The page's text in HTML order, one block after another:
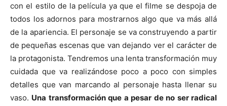
con el estilo de la película ya que el filme se despoja de
todos los adornos para mostrarnos algo que va más allá
de la apariencia. El personaje se va construyendo a partir
de pequeñas escenas que van dejando ver el carácter de
la protagonista. Tendremos una lenta transformación muy
cuidada que va realizándose poco a poco con simples
detalles que van marcando al personaje hasta llenar su
vaso. Una transformación que a pesar de no ser radical